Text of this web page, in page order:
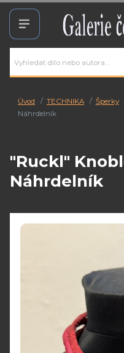
Úvod TECHNIKA Šperky
Náhrdelník
"Ruckl"
Náhrdelník